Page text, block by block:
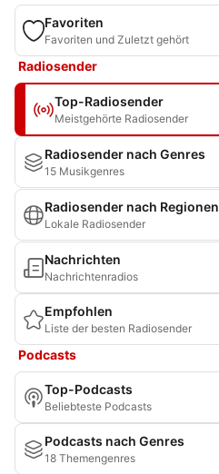
Favoriten
Favoriten und Zuletzt gehört
Radiosender
Top-Radiosender
Meistgehörte Radiosender
Radiosender nach Genres
15 Musikgenres
Radiosender nach Regionen
Lokale Radiosender
Nachrichten
Nachrichtenradios
Empfohlen
Liste der besten Radiosender
Podcasts
Top-Podcasts
Beliebteste Podcasts
Podcasts nach Genres
18 Themengenres